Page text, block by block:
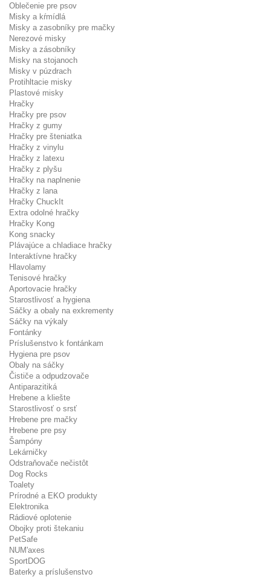
Oblečenie pre psov
Misky a kŕmídlá
Misky a zasobníky pre mačky
Nerezové misky
Misky a zásobníky
Misky na stojanoch
Misky v púzdrach
Protihltacie misky
Plastové misky
Hračky
Hračky pre psov
Hračky z gumy
Hračky pre šteniatka
Hračky z vinylu
Hračky z latexu
Hračky z plyšu
Hračky na naplnenie
Hračky z lana
Hračky ChuckIt
Extra odolné hračky
Hračky Kong
Kong snacky
Plávajúce a chladiace hračky
Interaktívne hračky
Hlavolamy
Tenisové hračky
Aportovacie hračky
Starostlivosť a hygiena
Sáčky a obaly na exkrementy
Sáčky na výkaly
Fontánky
Príslušenstvo k fontánkam
Hygiena pre psov
Obaly na sáčky
Čističe a odpudzovače
Antiparazitiká
Hrebene a kliešte
Starostlivosť o srsť
Hrebene pre mačky
Hrebene pre psy
Šampóny
Lekárničky
Odstraňovače nečistôt
Dog Rocks
Toalety
Prírodné a EKO produkty
Elektronika
Rádiové oplotenie
Obojky proti štekaniu
PetSafe
NUM'axes
SportDOG
Baterky a príslušenstvo